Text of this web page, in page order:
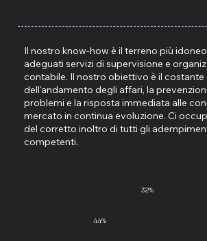
Il nostro know-how è il terreno più
adeguati servizi di supervisione e
contabile. Il nostro obiettivo è il
dell'andamento degli affari, la
problemi e la risposta immediata alle
mercato in continua evoluzione. Ci
del corretto inoltro di tutti gli
competenti.
32%
44%